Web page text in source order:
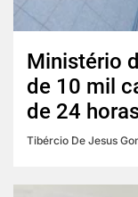
Ministério
de 10 mil
de 24
Tibércio De Jesus